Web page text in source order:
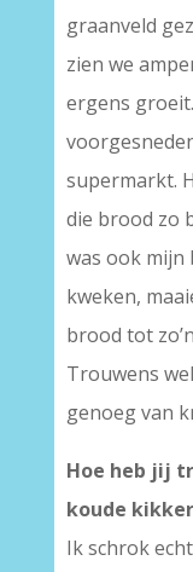
graanveld
zien we
ergens
supermarkt.
die brood zo
was ook
kweken,
brood tot
Trouwens
genoeg van
Hoe heb jij
koude
Ik schrok